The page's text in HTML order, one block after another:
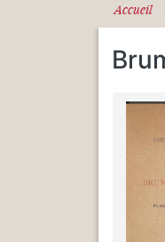
Accueil